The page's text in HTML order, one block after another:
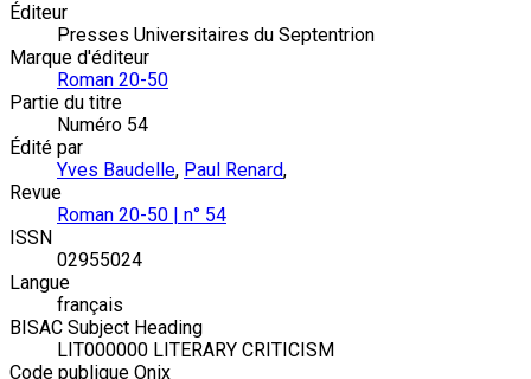
Éditeur
Presses Universitaires du Septentrion
Marque d'éditeur
Roman 20-50
Partie du titre
Numéro 54
Édité par
Yves Baudelle, Paul Renard,
Revue
Roman 20-50 | n° 54
ISSN
02955024
Langue
français
BISAC Subject Heading
LIT000000 LITERARY CRITICISM
Code publique Onix